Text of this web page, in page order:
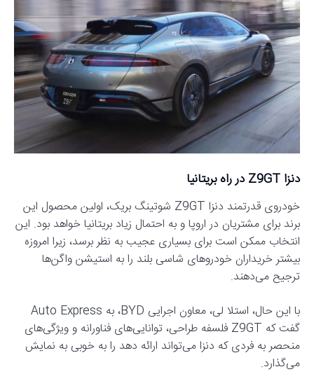
دنزا Z9GT در راه بریتانیا
خودروی قدرتمند دنزا Z9GT شوتینگ بریک، اولین محصول این
برند برای مشتریان در اروپا و به احتمال زیاد بریتانیا خواهد بود. این
انتخاب ممکن است برای بسیاری عجیب به نظر برسد، زیرا امروزه
بیشتر خریداران خودروهای شاسی بلند را به استیشن واگن‌ها
ترجیح می‌دهند.
با این حال، استلا لی، معاون اجرایی BYD، به Auto Express
گفت که Z9GT فلسفه طراحی، توانایی‌های فناورانه و ویژگی‌های
منحصر به فردی که دنزا می‌تواند ارائه دهد را به خوبی به نمایش
می‌گذارد.